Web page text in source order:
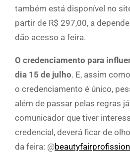
também está disponível no
partir de R$ 297,00, a
dão acesso a feira.
O credenciamento para
dia 15 de julho. E, assim
o credenciamento é único,
além de passar pelas regras
comunicador que tiver
credencial, deverá ficar de
da feira: @